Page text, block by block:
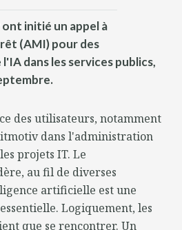
ont initié un appel à
(AMI) pour des
dans les services publics,
des utilisateurs, notamment
dans l'administration
projets IT. Le
au fil de diverses
artificielle est une
Logiquement, les
que se rencontrer. Un